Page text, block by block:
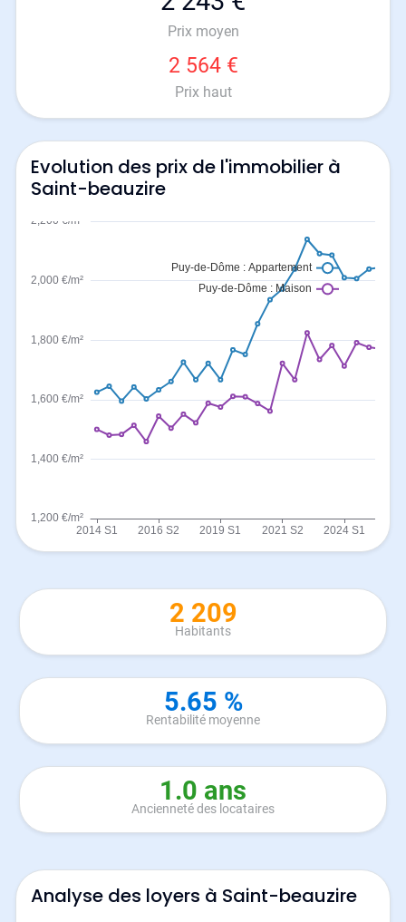
Prix moyen
2 564 €
Prix haut
Evolution des prix de l'immobilier à
Saint-beauzire
2 209
Habitants
5.65 %
Rentabilité moyenne
1.0 ans
Ancienneté des locataires
Analyse des loyers à Saint-beauzire